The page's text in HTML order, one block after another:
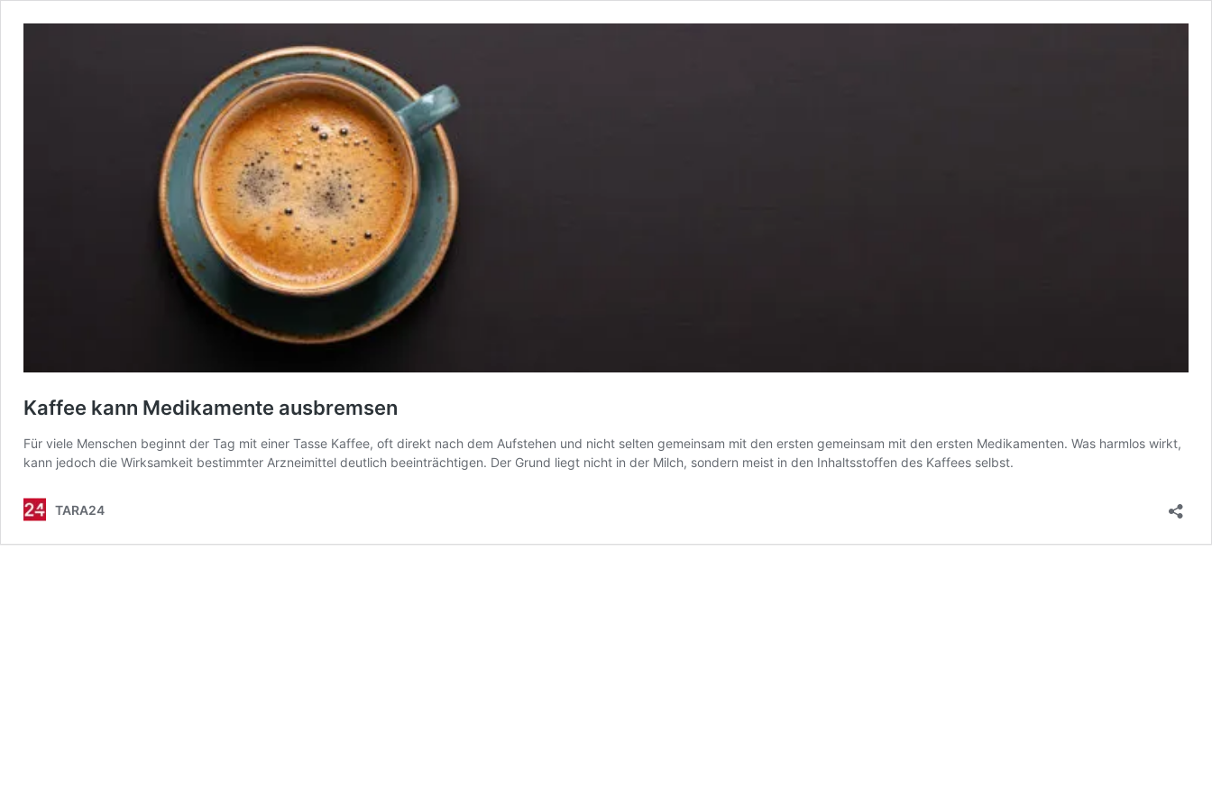
Kaffee kann Medikamente ausbremsen
Für viele Menschen beginnt der Tag mit einer Tasse Kaffee, oft direkt nach dem Aufstehen und nicht selten gemeinsam mit den ersten gemeinsam mit den ersten Medikamenten. Was harmlos wirkt,
kann jedoch die Wirksamkeit bestimmter Arzneimittel deutlich beeinträchtigen. Der Grund liegt nicht in der Milch, sondern meist in den Inhaltsstoffen des Kaffees selbst.
TARA24